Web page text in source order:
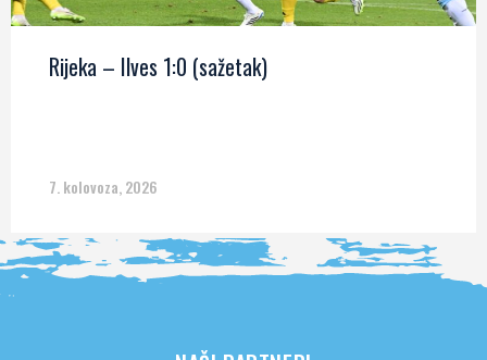
Rijeka – Ilves 1:0 (sažetak)
7. kolovoza, 2026